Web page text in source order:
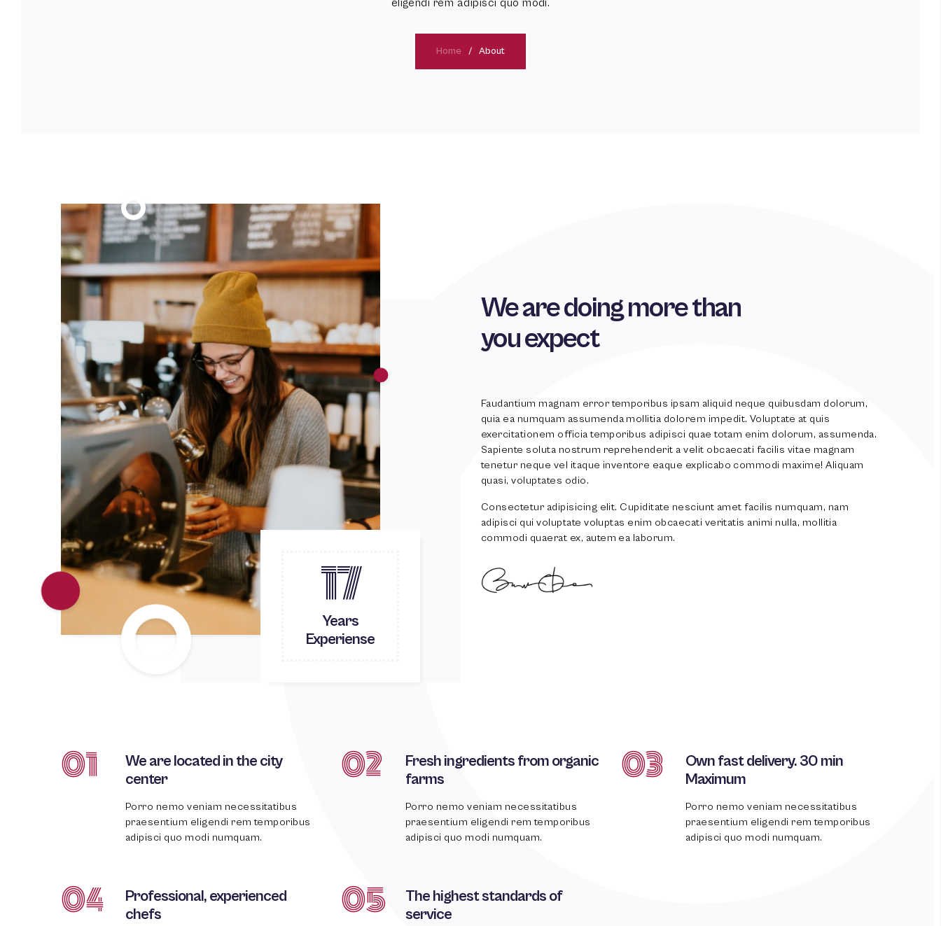
eligendi rem adipisci quo modi.
Home About
17
Years
Experiense
We are doing more than
you expect
Faudantium magnam error temporibus ipsam aliquid neque quibusdam dolorum,
quia ea numquam assumenda mollitia dolorem impedit. Voluptate at quis
exercitationem officia temporibus adipisci quae totam enim dolorum, assumenda.
Sapiente soluta nostrum reprehenderit a velit obcaecati facilis vitae magnam
tenetur neque vel itaque inventore eaque explicabo commodi maxime! Aliquam
quasi, voluptates odio.
Consectetur adipisicing elit. Cupiditate nesciunt amet facilis numquam, nam
adipisci qui voluptate voluptas enim obcaecati veritatis animi nulla, mollitia
commodi quaerat ex, autem ea laborum.
01
We are located in the city
center
Porro nemo veniam necessitatibus
praesentium eligendi rem temporibus
adipisci quo modi numquam.
02
Fresh ingredients from organic
farms
Porro nemo veniam necessitatibus
praesentium eligendi rem temporibus
adipisci quo modi numquam.
03
Own fast delivery. 30 min
Maximum
Porro nemo veniam necessitatibus
praesentium eligendi rem temporibus
adipisci quo modi numquam.
04
Professional, experienced
chefs
05
The highest standards of
service